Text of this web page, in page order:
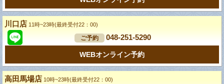
川口店 11時~23時(最終受付22：00)
ご予約 048-251-5290
WEBオンライン予約
高田馬場店 10時~23時(最終受付22：00)